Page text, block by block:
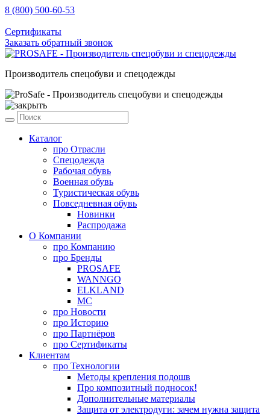
8 (800) 500-60-53
Сертификаты
Заказать обратный звонок
Производитель спецобуви и спецодежды
Каталог
про Отрасли
Спецодежда
Рабочая обувь
Военная обувь
Туристическая обувь
Повседневная обувь
Новинки
Распродажа
О Компании
про Компанию
про Бренды
PROSAFE
WANNGO
ELKLAND
MC
про Новости
про Историю
про Партнёров
про Сертификаты
Клиентам
про Технологии
Методы крепления подошв
Про композитный подносок!
Дополнительные материалы
Защита от электродуги: зачем нужна защита